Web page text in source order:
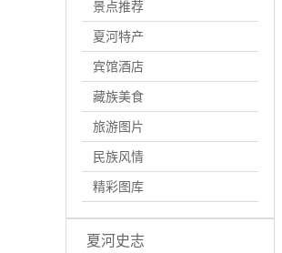
景点推荐
夏河特产
宾馆酒店
藏族美食
旅游图片
民族风情
精彩图库
夏河史志